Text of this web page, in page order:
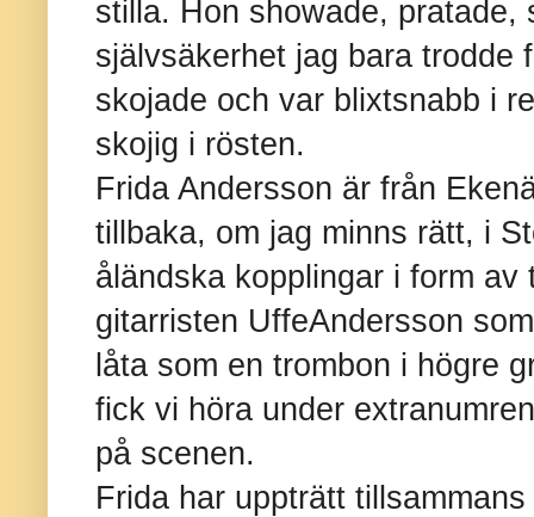
stilla. Hon showade, pratade,
självsäkerhet jag bara trodde
skojade och var blixtsnabb i
skojig i rösten.
Frida Andersson är från
tillbaka, om jag minns rätt, i
åländska kopplingar i form
gitarristen UffeAndersson
låta som en trombon i högre
fick vi höra under
på scenen.
Frida har uppträtt